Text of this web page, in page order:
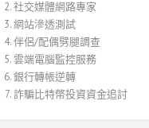
社交媒體網路專家
網站滲透測試
伴侶/配偶劈腿調查
雲端電腦監控服務
銀行轉帳逆轉
詐騙比特幣投資資金追討